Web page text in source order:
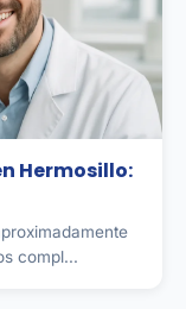
Hermosillo:
compl...